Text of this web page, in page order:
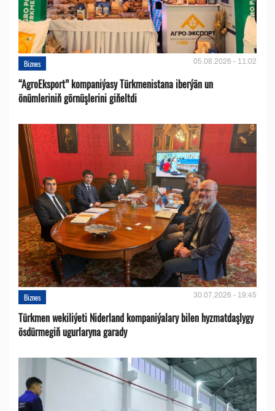
Biznes 05.08.2026 - 11:02
“AgroEksport” kompaniýasy Türkmenistana iberýän un
önümleriniň görnüşlerini giňeltdi
Biznes 30.07.2026 - 19:45
Türkmen wekiliýeti Niderland kompaniýalary bilen hyzmatdaşlygy
ösdürmegiň ugurlaryna garady